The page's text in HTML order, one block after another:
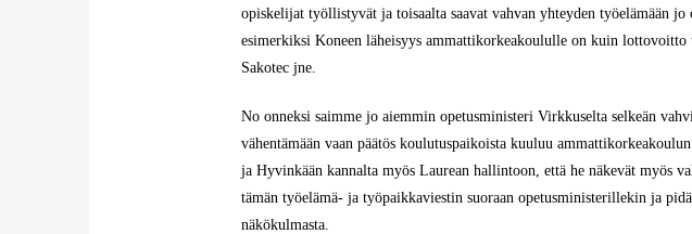
opiskelijat työllistyvät ja toisaalta saavat vahvan yhteyden työelämään jo
esimerkiksi Koneen läheisyys ammattikorkeakoululle on kuin lottovoitto
Sakotec jne.
No onneksi saimme jo aiemmin opetusministeri Virkkuselta selkeän
vähentämään vaan päätös koulutuspaikoista kuuluu
ja Hyvinkään kannalta myös Laurean hallintoon, että he näkevät myös
tämän työelämä- ja työpaikkaviestin suoraan opetusministerillekin ja
näkökulmasta.